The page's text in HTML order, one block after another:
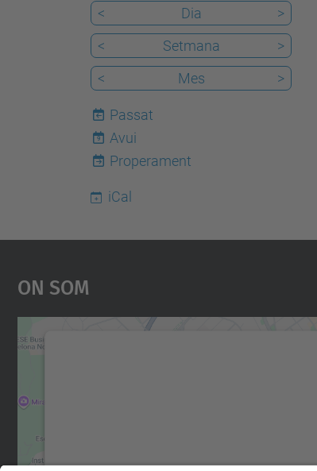
< Dia
>
<
Setmana
>
<
Mes >
Passat
9
Avui
Properament
iCal
On Som